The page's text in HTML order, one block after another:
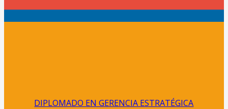
DIPLOMADO EN GERENCIA ESTRATÉGICA